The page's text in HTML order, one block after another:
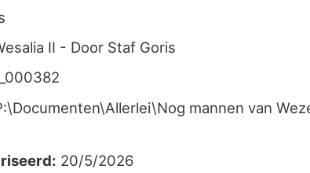
II - Door Staf Goris
mannen van
20/5/2026